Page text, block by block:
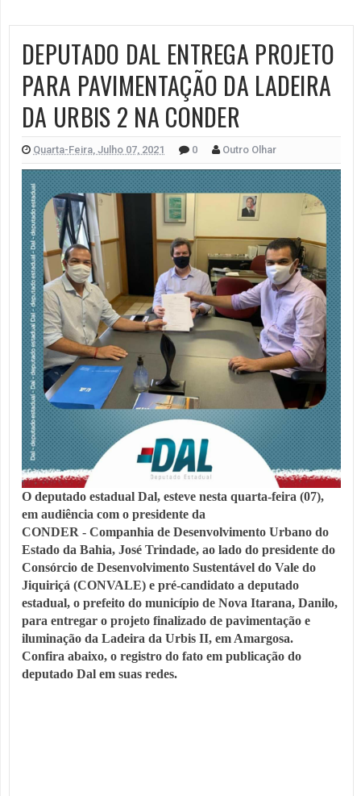
DEPUTADO DAL ENTREGA PROJETO
PARA PAVIMENTAÇÃO DA LADEIRA
DA URBIS 2 NA CONDER
Quarta-Feira, Julho 07, 2021 0 Outro Olhar
O deputado estadual Dal, esteve nesta quarta-feira (07),
em audiência com o presidente da
CONDER - Companhia de Desenvolvimento Urbano do
Estado da Bahia, José Trindade, ao lado do presidente do
Consórcio de Desenvolvimento Sustentável do Vale do
Jiquiriçá (CONVALE) e pré-candidato a deputado
estadual, o prefeito do município de Nova Itarana, Danilo,
para entregar o projeto finalizado de pavimentação e
iluminação da Ladeira da Urbis II, em Amargosa.
Confira abaixo, o registro do fato em publicação do
deputado Dal em suas redes.